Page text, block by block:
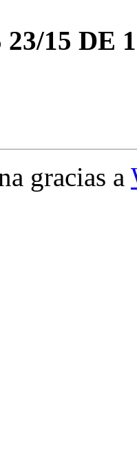
15 DE
gracias a